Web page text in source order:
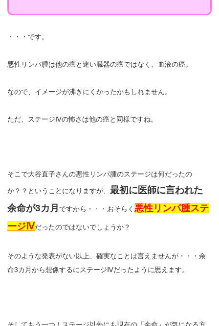
・・・です。
悪性リンパ腫は他の癌と違い臓器の癌ではなく、血液の癌。
なので、イメージが沸きにくかったかもしれません。
ただ、ステージⅣの怖さは他の癌と同様ですね。
そこで大谷直子さんの悪性リンパ腫のステージは何だったの
か？？ということになりますが、 最初に医師に言われた
余命が3カ月 ですから・・・おそらく 悪性リンパ腫ステ
ージⅣだったのではないでしょうか？
そのような発表がない以上、確実なことは言えませんが・・・余
命3カ月から想像するにステージⅣだったように思えます。